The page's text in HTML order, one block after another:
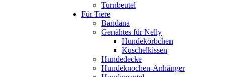
Turnbeutel
Für Tiere
Bandana
Genähtes für Nelly
Hundekörbchen
Kuschelkissen
Hundedecke
Hundeknochen-Anhänger